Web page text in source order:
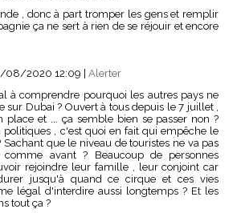
, donc à part tromper les gens et remplir
ça ne sert à rien de se réjouir et encore
08/2020 12:09
Alerter
à comprendre pourquoi les autres pays ne
sur Dubai ? Ouvert à tous depuis le 7 juillet ,
place et ... ça semble bien se passer non ?
politiques , c'est quoi en fait qui empêche le
que le niveau de touristes ne va pas
comme avant ? Beaucoup de personnes
rejoindre leur famille , leur conjoint car
jusqu'à quand ce cirque et ces vies
légal d'interdire aussi longtemps ? Et les
tout ça ?